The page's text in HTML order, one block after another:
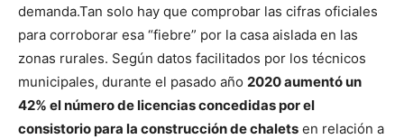
demanda.Tan solo hay que comprobar las cifras oficiales
para corroborar esa “fiebre” por la casa aislada en las
zonas rurales. Según datos facilitados por los técnicos
municipales, durante el pasado año 2020 aumentó un
42% el número de licencias concedidas por el
consistorio para la construcción de chalets en relación a